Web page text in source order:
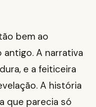
bem ao
A narrativa
e a feiticeira
A história
que parecia só